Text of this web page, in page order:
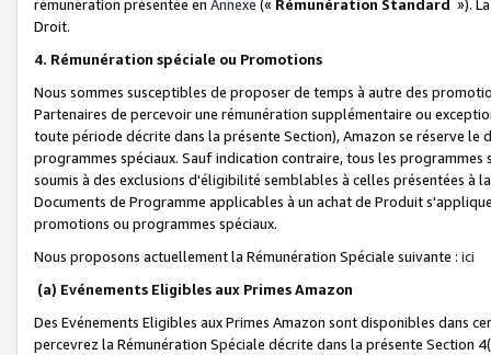
rémunération présentée en Annexe (« Rémunération Standard »).
Droit.
4. Rémunération spéciale ou Promotions
Nous sommes susceptibles de proposer de temps à autre des
Partenaires de percevoir une rémunération supplémentaire ou
toute période décrite dans la présente Section), Amazon se réserve
programmes spéciaux. Sauf indication contraire, tous les
soumis à des exclusions d'éligibilité semblables à celles présentées à
Documents de Programme applicables à un achat de Produit
promotions ou programmes spéciaux.
Nous proposons actuellement la Rémunération Spéciale suivante : ici
(a) Evénements Eligibles aux Primes Amazon
Des Evénements Eligibles aux Primes Amazon sont disponibles dans
percevrez la Rémunération Spéciale décrite dans la présente Section